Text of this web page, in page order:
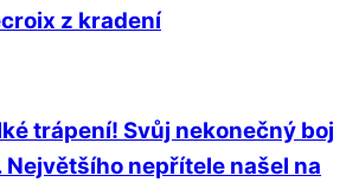
z kradení
trápení! Svůj nekonečný boj
nepřítele našel na